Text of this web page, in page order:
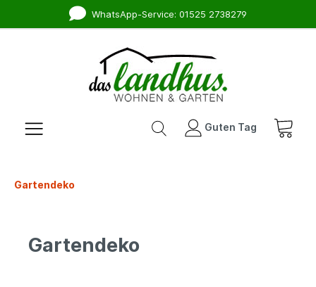
WhatsApp-Service: 01525 2738279
Guten Tag
Gartendeko
Gartendeko